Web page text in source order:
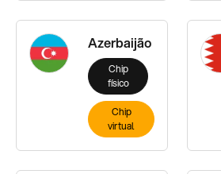
Azerbaijão
Chip
físico
Chip
virtual